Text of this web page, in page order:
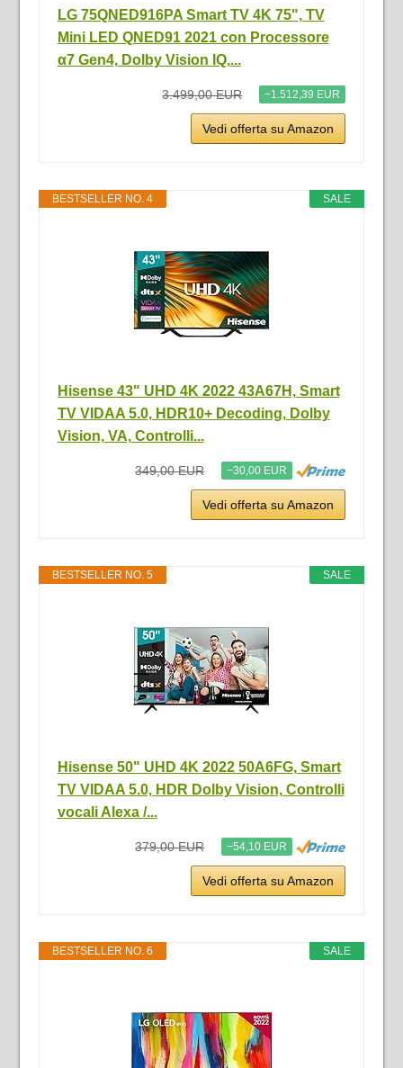
LG 75QNED916PA Smart TV 4K 75", TV
Mini LED QNED91 2021 con Processore
α7 Gen4, Dolby Vision IQ,...
3.499,00 EUR −1.512,39 EUR
Vedi offerta su Amazon
SALE
BESTSELLER NO. 4
Hisense 43" UHD 4K 2022 43A67H, Smart
TV VIDAA 5.0, HDR10+ Decoding, Dolby
Vision, VA, Controlli...
349,00 EUR −30,00 EUR
Vedi offerta su Amazon
SALE
BESTSELLER NO. 5
Hisense 50" UHD 4K 2022 50A6FG, Smart
TV VIDAA 5.0, HDR Dolby Vision, Controlli
vocali Alexa /...
379,00 EUR −54,10 EUR
Vedi offerta su Amazon
SALE
BESTSELLER NO. 6